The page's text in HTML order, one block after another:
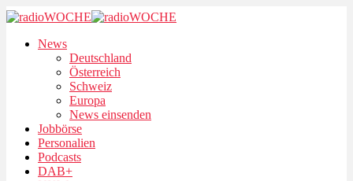
News
Deutschland
Österreich
Schweiz
Europa
News einsenden
Jobbörse
Personalien
Podcasts
DAB+